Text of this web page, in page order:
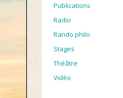
Publications
Radio
Rando philo
Stages
Théâtre
Vidéo